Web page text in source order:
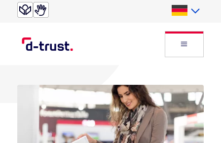
Direkt zur Suche
Direkt zum Inhalt
Deutsch